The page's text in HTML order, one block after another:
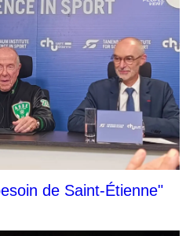
de Saint-Étienne"